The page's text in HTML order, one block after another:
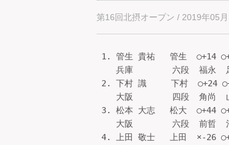
第16回北摂オープン / 2019年05
1. 管生 貴祐   管生  ○+14
兵庫        六段  福永
2. 下村 識     下村  ○+24
大阪        四段  角尚
3. 松本 大志   松大  ○+44
大阪        六段  前哲
4. 上田 敬士   上田  ×-26